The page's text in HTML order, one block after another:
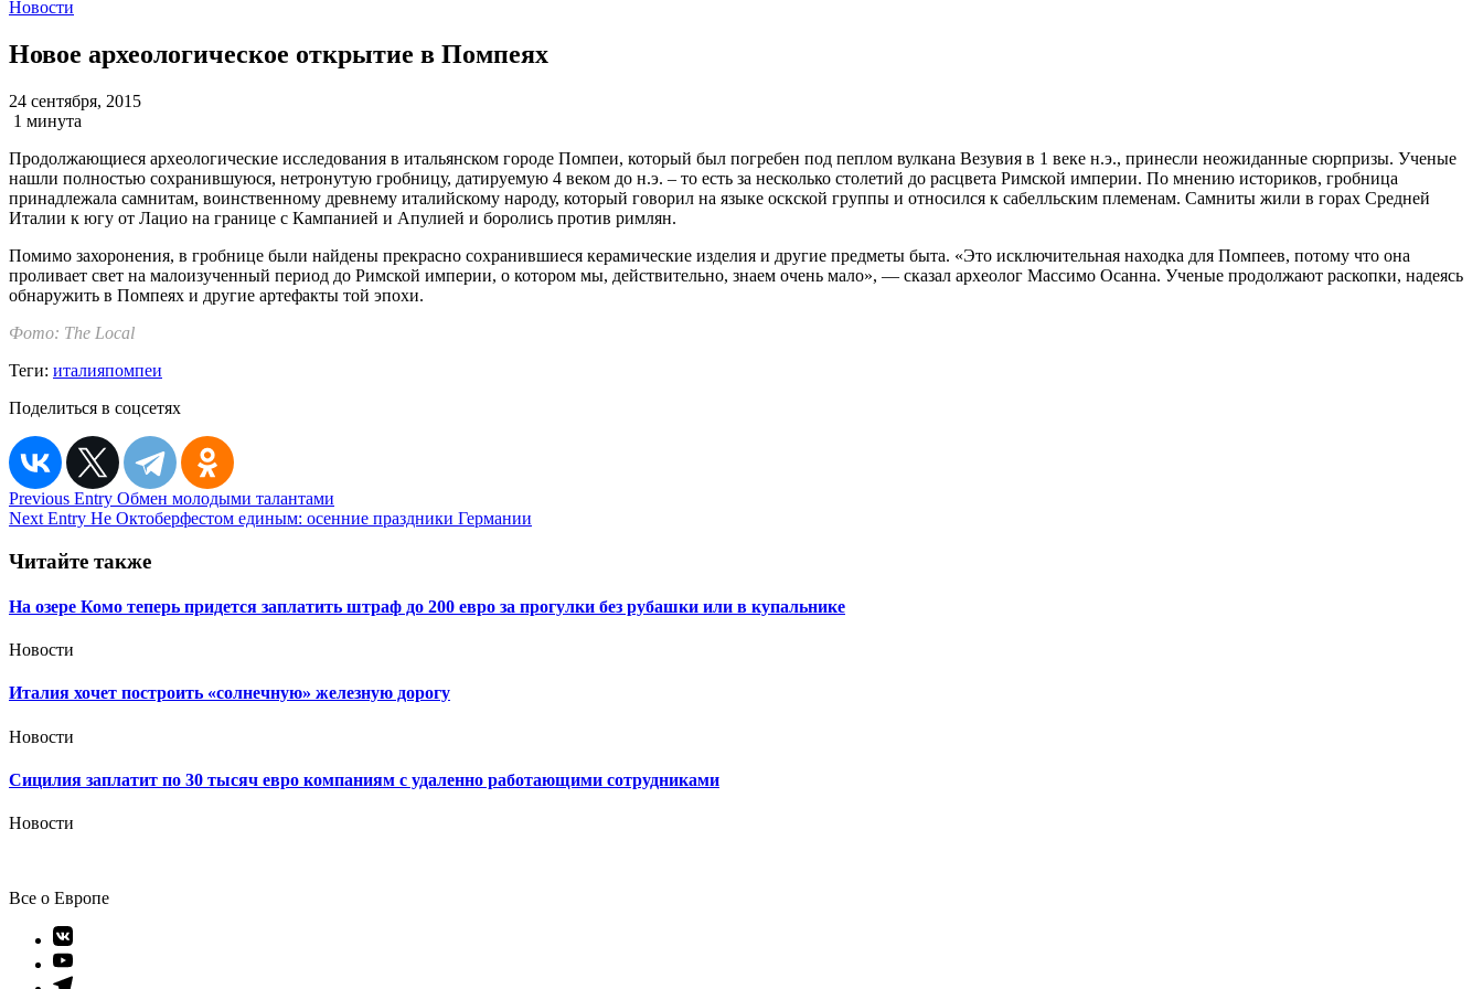
Новости
Новое археологическое открытие в Помпеях
24 сентября, 2015
1 минута
Продолжающиеся археологические исследования в итальянском городе Помпеи, который был погребен под пеплом вулкана Везувия в 1 веке н.э., принесли неожиданные сюрпризы. Ученые
нашли полностью сохранившуюся, нетронутую гробницу, датируемую 4 веком до н.э. – то есть за несколько столетий до расцвета Римской империи. По мнению историков, гробница
принадлежала самнитам, воинственному древнему италийскому народу, который говорил на языке оскской группы и относился к сабелльским племенам. Самниты жили в горах Средней
Италии к югу от Лацио на границе с Кампанией и Апулией и боролись против римлян.
Помимо захоронения, в гробнице были найдены прекрасно сохранившиеся керамические изделия и другие предметы быта. «Это исключительная находка для Помпеев, потому что она
проливает свет на малоизученный период до Римской империи, о котором мы, действительно, знаем очень мало», — сказал археолог Массимо Осанна. Ученые продолжают раскопки, надеясь
обнаружить в Помпеях и другие артефакты той эпохи.
Фото: The Local
Теги: италияпомпеи
Поделиться в соцсетях
Навигация
по
записям
Previous Entry Обмен молодыми талантами
Next Entry Не Октоберфестом единым: осенние праздники Германии
Читайте также
На озере Комо теперь придется заплатить штраф до 200 евро за прогулки без рубашки или в купальнике
Новости
Италия хочет построить «солнечную» железную дорогу
Новости
Сицилия заплатит по 30 тысяч евро компаниям с удаленно работающими сотрудниками
Новости
Все о Европе
Элемент
меню
Элемент
меню
Элемент